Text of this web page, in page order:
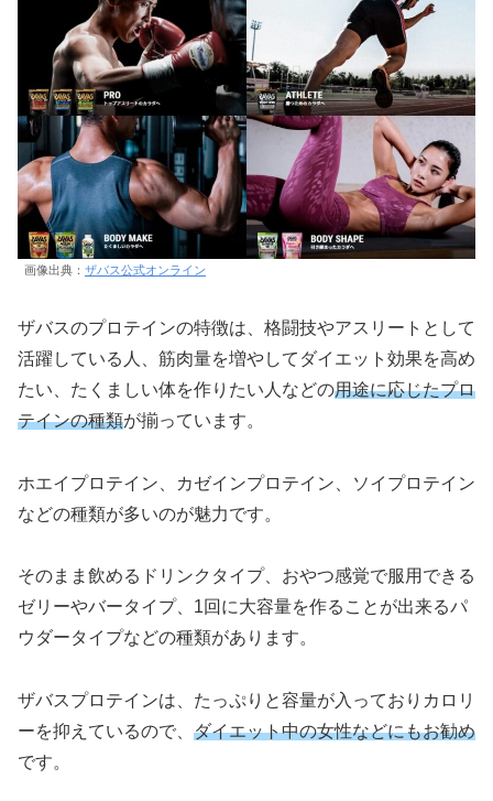
画像出典： ザバス公式オンライン
ザバスのプロテインの特徴は、格闘技やアスリートとして
活躍している人、筋肉量を増やしてダイエット効果を高め
たい、たくましい体を作りたい人などの用途に応じたプロ
テインの種類が揃っています。
ホエイプロテイン、カゼインプロテイン、ソイプロテイン
などの種類が多いのが魅力です。
そのまま飲めるドリンクタイプ、おやつ感覚で服用できる
ゼリーやバータイプ、1回に大容量を作ることが出来るパ
ウダータイプなどの種類があります。
ザバスプロテインは、たっぷりと容量が入っておりカロリ
ーを抑えているので、 ダイエット中の女性などにもお勧め
です。